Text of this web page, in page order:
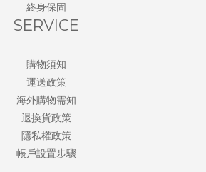
終身保固
SERVICE
購物須知
運送政策
海外購物需知
退換貨政策
隱私權政策
帳戶設置步驟